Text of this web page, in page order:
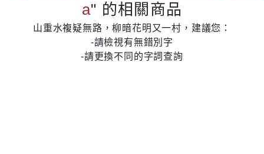
a" 的相關商品
山重水複疑無路，柳暗花明又一村，建議您：
-請檢視有無錯別字
-請更換不同的字詞查詢